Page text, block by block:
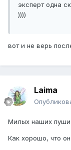
эксперт одна
))))
вот и не верь
Laimа
Милых наших
Как хорошо, что